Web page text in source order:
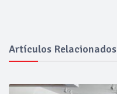
Artículos Relacionados